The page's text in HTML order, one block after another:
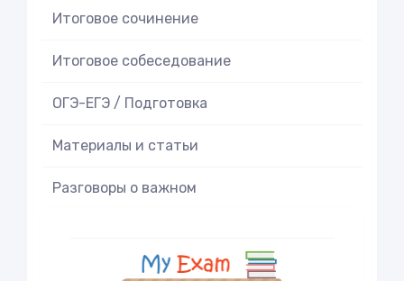
Итоговое cочинение
Итоговое cобеседование
ОГЭ-ЕГЭ / Подготовка
Материалы и статьи
Разговоры о важном